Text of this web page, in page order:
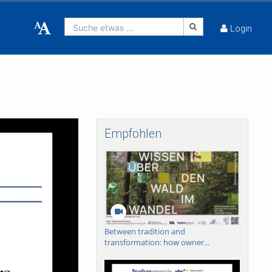
Suche etwas ... Login
Empfohlen
Between tradition and
transformation: how owner...